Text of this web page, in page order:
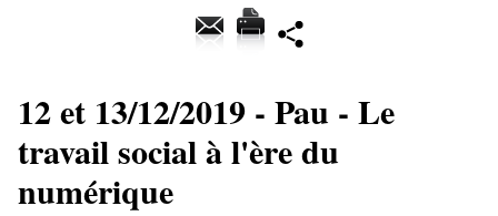
12 et 13/12/2019 - Pau - Le
travail social à l'ère du
numérique